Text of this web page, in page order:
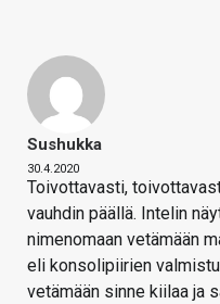
Sushukka
30.4.2020
Toivottavasti,
vauhdin päällä. Intelin
nimenomaan vetämään
eli konsolipiirien
vetämään sinne kiilaa ja